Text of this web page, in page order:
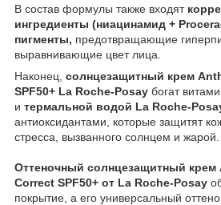
В состав формулы также входят
ингредиенты (ниацинамид +
пигменты, предотвращающие
выравнивающие цвет лица.
Наконец, солнцезащитный крем
SPF50+ La Roche-Posay богат
и термальной водой La Roche-
антиоксидантами, которые защитят
стресса, вызванного солнцем и жарой.
Оттеночный солнцезащитный крем
Correct SPF50+ от La Roche-Posay
покрытие, а его универсальный